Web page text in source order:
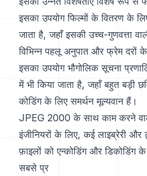
इसका उपयोग फिल्मों के वितरण के
जाता है, जहाँ इसकी उच्च-गुणवत्ता
विभिन्न पहलू अनुपात और फ्रेम दरों के
इसका उपयोग भौगोलिक सूचना
में भी किया जाता है, जहाँ बहुत बड़ी
कोडिंग के लिए समर्थन मूल्यवान हैं।
JPEG 2000 के साथ काम करने
इंजीनियरों के लिए, कई लाइब्रेरी
फ़ाइलों को एन्कोडिंग और डिकोडिंग
सबसे प्र